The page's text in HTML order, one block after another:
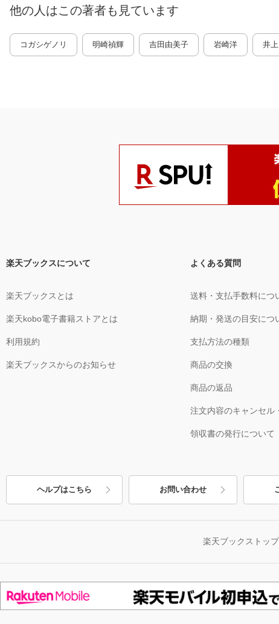
他の人はこの著者も見ています
コガシゲノリ 明崎禎輝 吉田由美子 岩崎洋 井
楽天ブックスについて
楽天ブックスとは
楽天kobo電子書籍ストアとは
利用規約
楽天ブックスからのお知らせ
よくある質問
送料・支払手数料につ
納期・発送の目安につ
支払方法の種類
商品の交換
商品の返品
注文内容のキャンセル
領収書の発行について
ヘルプはこちら お問い合わせ
楽天ブックストップ